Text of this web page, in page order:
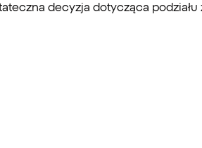
decyzja dotycząca podziału